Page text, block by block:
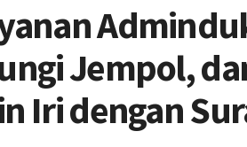
Jempol,
Iri dengan